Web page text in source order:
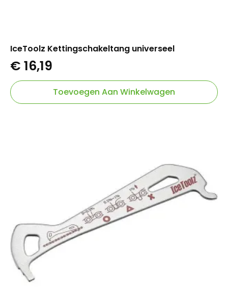
IceToolz Kettingschakeltang universeel
€ 16,19
Toevoegen Aan Winkelwagen